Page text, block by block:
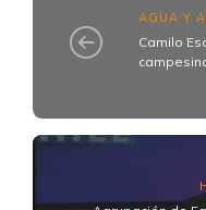
AGUA Y
Camilo